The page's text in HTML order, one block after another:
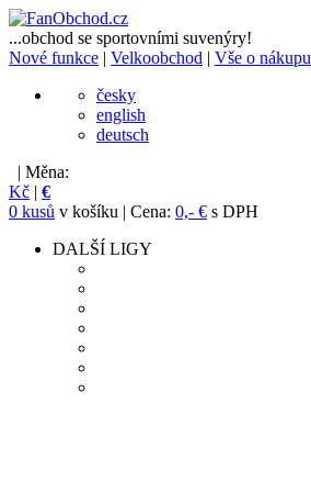
...obchod se sportovními suvenýry!
Nové funkce | Velkoobchod | Vše o nákupu
česky
english
deutsch
| Měna:
Kč | €
0 kusů v košíku | Cena: 0,- € s DPH
DALŠÍ LIGY